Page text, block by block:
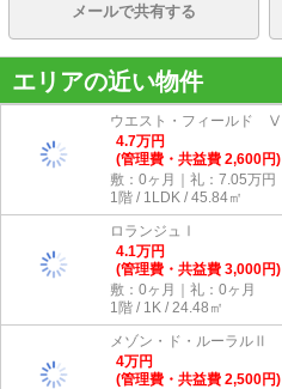
メールで共有する
エリアの近い物件
ウエスト・フィールド Ⅴ
4.7万円
(管理費・共益費 2,600円)
敷：0ヶ月｜礼：7.05万円
1階 / 1LDK / 45.84㎡
ロランジュⅠ
4.1万円
(管理費・共益費 3,000円)
敷：0ヶ月｜礼：0ヶ月
1階 / 1K / 24.48㎡
メゾン・ド・ルーラルⅡ
4万円
(管理費・共益費 2,500円)